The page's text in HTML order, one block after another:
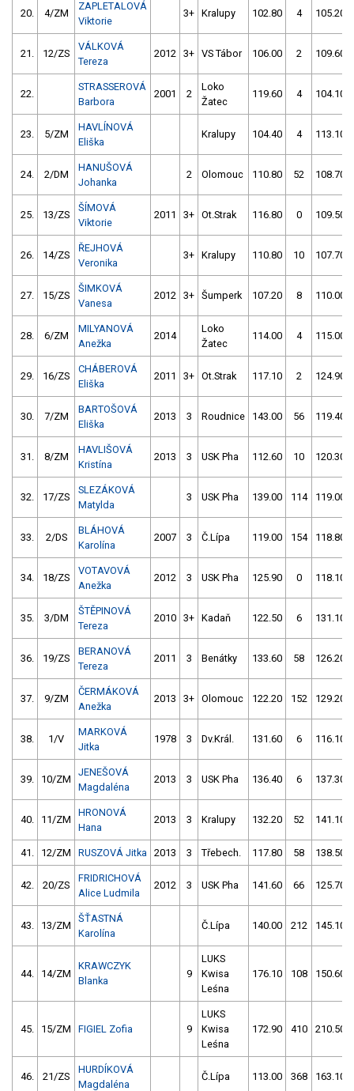
20. 4/ZM
ZAPLETALOVÁ
Viktorie
3+ Kralupy 102.80 4 105.20
21. 12/ZS
VÁLKOVÁ
Tereza
2012 3+ VS Tábor 106.00 2 109.60
22.
STRASSEROVÁ
Barbora
2001 2
Loko
Žatec
119.60 4 104.10
23. 5/ZM
HAVLÍNOVÁ
Eliška
Kralupy 104.40 4 113.10
24. 2/DM
HANUŠOVÁ
Johanka
2 Olomouc 110.80 52 108.70
25. 13/ZS
ŠÍMOVÁ
Viktorie
2011 3+ Ot.Strak 116.80 0 109.50
26. 14/ZS
ŘEJHOVÁ
Veronika
3+ Kralupy 110.80 10 107.70
27. 15/ZS
ŠIMKOVÁ
Vanesa
2012 3+ Šumperk 107.20 8 110.00
28. 6/ZM
MILYANOVÁ
Anežka
2014
Loko
Žatec
114.00 4 115.00
29. 16/ZS
CHÁBEROVÁ
Eliška
2011 3+ Ot.Strak 117.10 2 124.90
30. 7/ZM
BARTOŠOVÁ
Eliška
2013 3 Roudnice 143.00 56 119.40
31. 8/ZM
HAVLIŠOVÁ
Kristína
2013 3 USK Pha 112.60 10 120.30
32. 17/ZS
SLEZÁKOVÁ
Matylda
3 USK Pha 139.00 114 119.00
33. 2/DS
BLÁHOVÁ
Karolína
2007 3 Č.Lípa 119.00 154 118.80
34. 18/ZS
VOTAVOVÁ
Anežka
2012 3 USK Pha 125.90 0 118.10
35. 3/DM
ŠTĚPINOVÁ
Tereza
2010 3+ Kadaň 122.50 6 131.10
36. 19/ZS
BERANOVÁ
Tereza
2011 3 Benátky 133.60 58 126.20
37. 9/ZM
ČERMÁKOVÁ
Anežka
2013 3+ Olomouc 122.20 152 129.20
38. 1/V
MARKOVÁ
Jitka
1978 3 Dv.Král. 131.60 6 116.10
39. 10/ZM
JENEŠOVÁ
Magdaléna
2013 3 USK Pha 136.40 6 137.30
40. 11/ZM
HRONOVÁ
Hana
2013 3 Kralupy 132.20 52 141.10
41. 12/ZM RUSZOVÁ Jitka 2013 3 Třebech. 117.80 58 138.50
42. 20/ZS
FRIDRICHOVÁ
Alice Ludmila
2012 3 USK Pha 141.60 66 125.70
43. 13/ZM
ŠŤASTNÁ
Karolína
Č.Lípa 140.00 212 145.10
44. 14/ZM
KRAWCZYK
Blanka
9
LUKS
Kwisa
Leśna
176.10 108 150.60
45. 15/ZM FIGIEL Zofia 9
LUKS
Kwisa
Leśna
172.90 410 210.50
46. 21/ZS
HURDÍKOVÁ
Magdaléna
Č.Lípa 113.00 368 163.10